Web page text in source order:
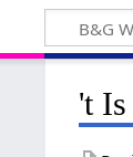
't Is